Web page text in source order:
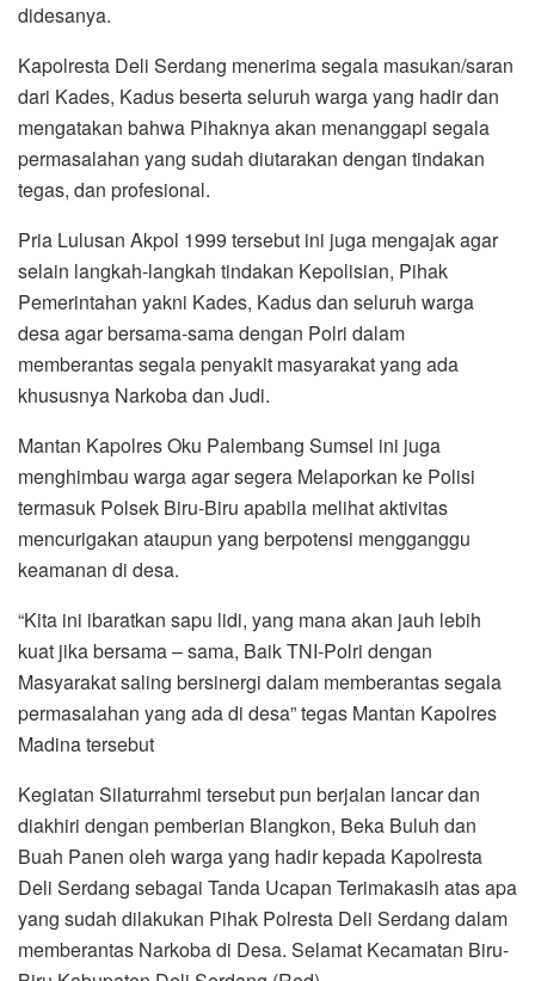
didesanya.
Kapolresta Deli Serdang menerima segala masukan/saran
dari Kades, Kadus beserta seluruh warga yang hadir dan
mengatakan bahwa Pihaknya akan menanggapi segala
permasalahan yang sudah diutarakan dengan tindakan
tegas, dan profesional.
Pria Lulusan Akpol 1999 tersebut ini juga mengajak agar
selain langkah-langkah tindakan Kepolisian, Pihak
Pemerintahan yakni Kades, Kadus dan seluruh warga
desa agar bersama-sama dengan Polri dalam
memberantas segala penyakit masyarakat yang ada
khususnya Narkoba dan Judi.
Mantan Kapolres Oku Palembang Sumsel ini juga
menghimbau warga agar segera Melaporkan ke Polisi
termasuk Polsek Biru-Biru apabila melihat aktivitas
mencurigakan ataupun yang berpotensi mengganggu
keamanan di desa.
“Kita ini ibaratkan sapu lidi, yang mana akan jauh lebih
kuat jika bersama – sama, Baik TNI-Polri dengan
Masyarakat saling bersinergi dalam memberantas segala
permasalahan yang ada di desa” tegas Mantan Kapolres
Madina tersebut
Kegiatan Silaturrahmi tersebut pun berjalan lancar dan
diakhiri dengan pemberian Blangkon, Beka Buluh dan
Buah Panen oleh warga yang hadir kepada Kapolresta
Deli Serdang sebagai Tanda Ucapan Terimakasih atas apa
yang sudah dilakukan Pihak Polresta Deli Serdang dalam
memberantas Narkoba di Desa. Selamat Kecamatan Biru-